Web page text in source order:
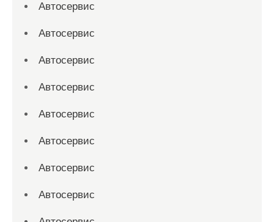
Автосервис
Автосервис
Автосервис
Автосервис
Автосервис
Автосервис
Автосервис
Автосервис